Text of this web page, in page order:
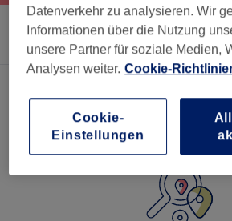
Sortieren nach Salons
Datenverkehr zu analysieren. Wir
Informationen über die Nutzung
unsere Partner für soziale Medien,
Analysen weiter. Cookie-
Cookie-
Einstellungen